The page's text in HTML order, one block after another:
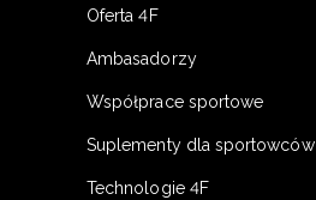
Oferta 4F
Ambasadorzy
Współprace sportowe
Suplementy dla sportowców
Technologie 4F